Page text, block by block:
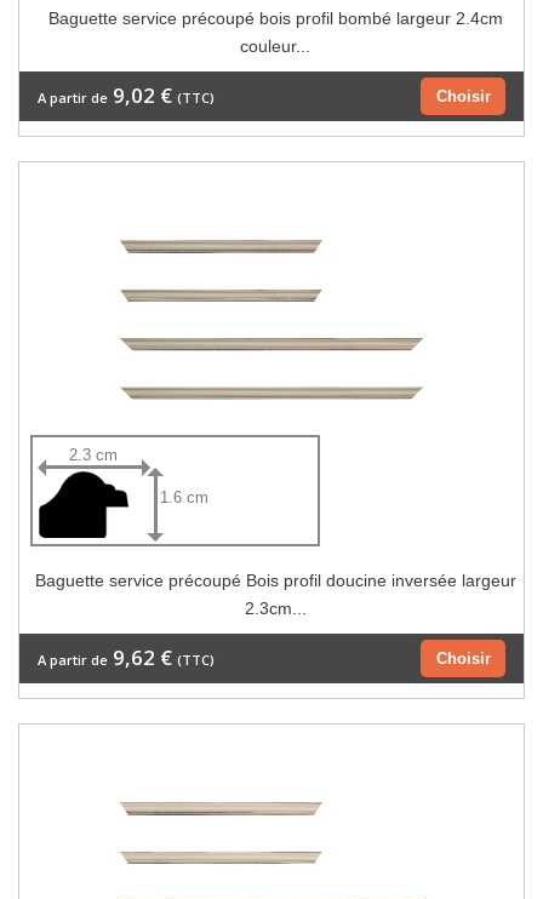
Baguette service précoupé bois profil bombé largeur 2.4cm
couleur...
Choisir
A partir de 9,02 € (TTC)
2.3 cm
1.6 cm
Baguette service précoupé Bois profil doucine inversée largeur
2.3cm...
Choisir
A partir de 9,62 € (TTC)